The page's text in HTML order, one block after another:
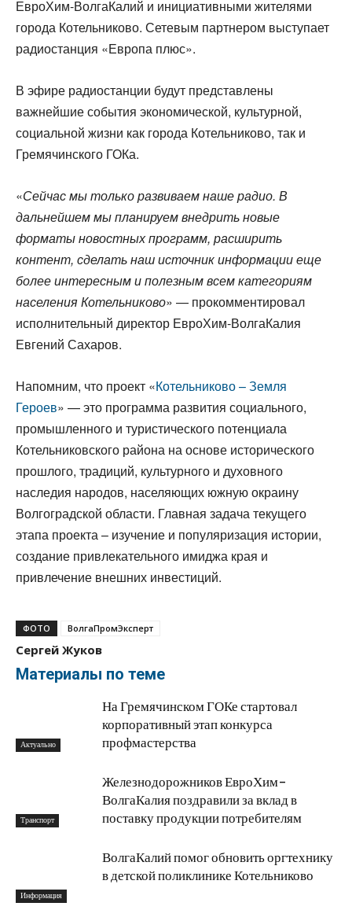
ЕвроХим-ВолгаКалий и инициативными жителями
города Котельниково. Сетевым партнером выступает
радиостанция «Европа плюс».
В эфире радиостанции будут представлены
важнейшие события экономической, культурной,
социальной жизни как города Котельниково, так и
Гремячинского ГОКа.
«Сейчас мы только развиваем наше радио. В
дальнейшем мы планируем внедрить новые
форматы новостных программ, расширить
контент, сделать наш источник информации еще
более интересным и полезным всем категориям
населения Котельниково» — прокомментировал
исполнительный директор ЕвроХим-ВолгаКалия
Евгений Сахаров.
Напомним, что проект «Котельниково – Земля
Героев» — это программа развития социального,
промышленного и туристического потенциала
Котельниковского района на основе исторического
прошлого, традиций, культурного и духовного
наследия народов, населяющих южную окраину
Волгоградской области. Главная задача текущего
этапа проекта – изучение и популяризация истории,
создание привлекательного имиджа края и
привлечение внешних инвестиций.
ФОТО ВолгаПромЭксперт
Сергей Жуков
Материалы по теме
Актуально
На Гремячинском ГОКе стартовал
корпоративный этап конкурса
профмастерства
Транспорт
Железнодорожников ЕвроХим-
ВолгаКалия поздравили за вклад в
поставку продукции потребителям
Информация
ВолгаКалий помог обновить оргтехнику
в детской поликлинике Котельниково